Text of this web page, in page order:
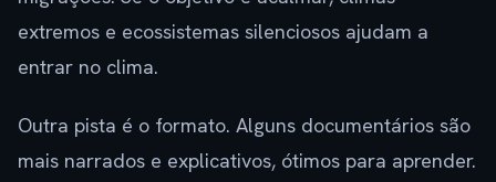
extremos e ecossistemas silenciosos ajudam a
entrar no clima.
Outra pista é o formato. Alguns documentários são
mais narrados e explicativos, ótimos para aprender.